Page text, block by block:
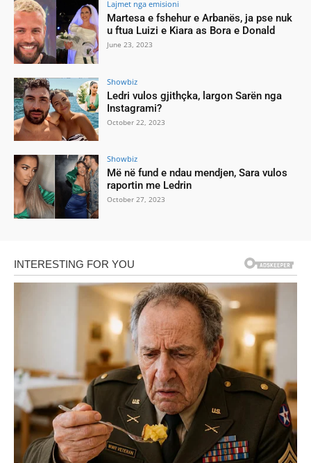
Lajmet nga emisioni
Martesa e fshehur e Arbanës, ja pse nuk
u ftua Luizi e Kiara as Bora e Donald
June 23, 2023
Showbiz
Ledri vulos gjithçka, largon Sarën nga
Instagrami?
October 22, 2023
Showbiz
Më në fund e ndau mendjen, Sara vulos
raportin me Ledrin
October 27, 2023